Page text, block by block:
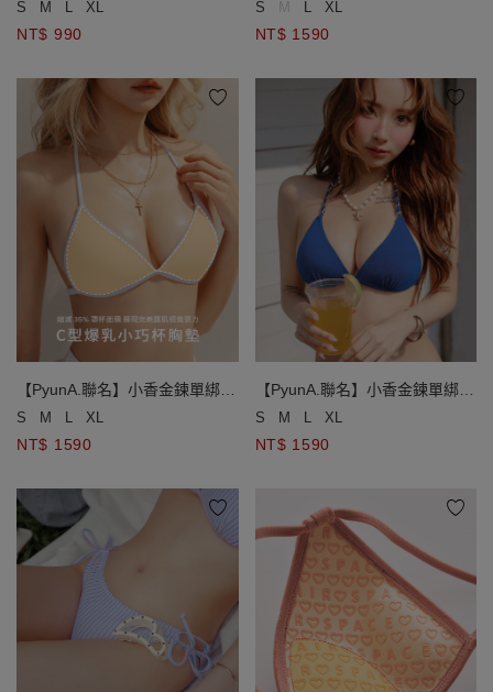
S M L XL
NT$ 990
S M L XL
NT$ 1590
【PyunA.聯名】小香金鍊單綁帶
小巧杯比基尼
S M L XL
NT$ 1590
【PyunA.聯名】小香金鍊單綁帶
小巧杯比基尼
S M L XL
NT$ 1590